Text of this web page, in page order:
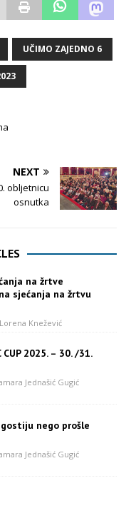
UČIMO ZAJEDNO 6
NEXT
obljetnicu
osnutka
na žrtve
sjećanja na žrtvu
Lorena Knežević
CUP 2025. – 30. /31.
Jednašić Gugić
gostiju nego prošle
Jednašić Gugić